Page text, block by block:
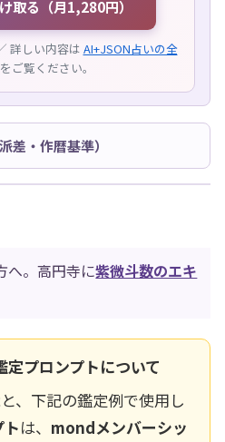
取る（月1,280円）
詳しい内容は AI+JSON占いの全
をご覧ください。
差・作暦基準）
へ。高円寺に紫微斗数のエキ
プロンプトについて
と、下記の鑑定例で使用し
は、 mondメンバーシッ